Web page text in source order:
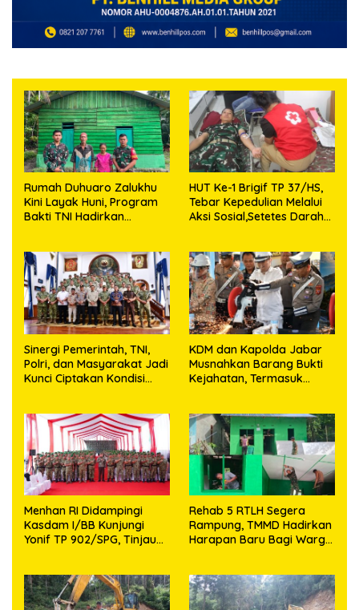
Rumah Duhuaro Zalukhu
Kini Layak Huni, Program
Bakti TNI Hadirkan
HUT Ke-1 Brigif TP 37/HS,
Tebar Kepedulian Melalui
Aksi Sosial,Setetes Darah
Sinergi Pemerintah, TNI,
Polri, dan Masyarakat Jadi
Kunci Ciptakan Kondisi
KDM dan Kapolda Jabar
Musnahkan Barang Bukti
Kejahatan, Termasuk
Menhan RI Didampingi
Kasdam I/BB Kunjungi
Yonif TP 902/SPG, Tinjau
Rehab 5 RTLH Segera
Rampung, TMMD Hadirkan
Harapan Baru Bagi Warga